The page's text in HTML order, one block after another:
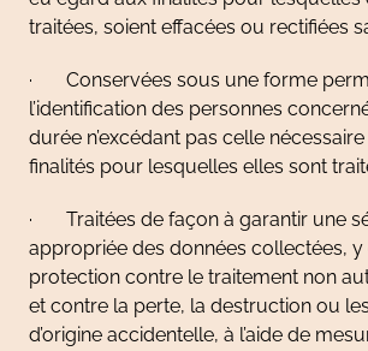
traitées, soient effacées ou rectifiées
· Conservées sous une forme
l’identification des personnes
durée n’excédant pas celle
finalités pour lesquelles elles sont
· Traitées de façon à garantir une
appropriée des données collectées,
protection contre le traitement non
et contre la perte, la destruction ou
d’origine accidentelle, à l’aide de